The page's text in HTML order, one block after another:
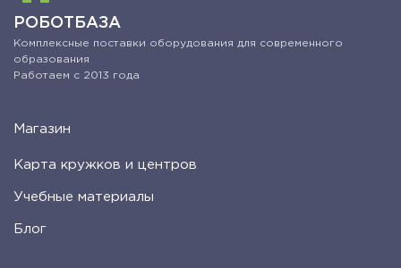
РОБОТБАЗА
Комплексные поставки оборудования для современного
образования
Работаем с 2013 года
Магазин
Карта кружков и центров
Учебные материалы
Блог